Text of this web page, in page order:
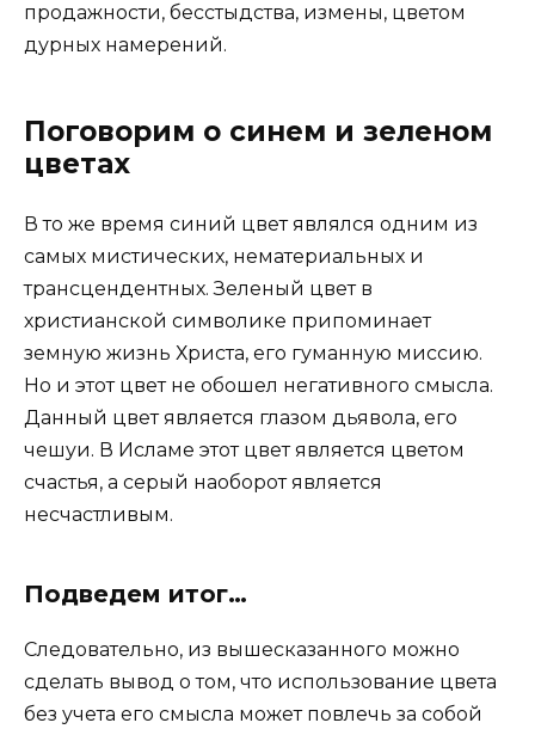
продажности, бесстыдства, измены, цветом
дурных намерений.
Поговорим о синем и зеленом
цветах
В то же время синий цвет являлся одним из
самых мистических, нематериальных и
трансцендентных. Зеленый цвет в
христианской символике припоминает
земную жизнь Христа, его гуманную миссию.
Но и этот цвет не обошел негативного смысла.
Данный цвет является глазом дьявола, его
чешуи. В Исламе этот цвет является цветом
счастья, а серый наоборот является
несчастливым.
Подведем итог…
Следовательно, из вышесказанного можно
сделать вывод о том, что использование цвета
без учета его смысла может повлечь за собой